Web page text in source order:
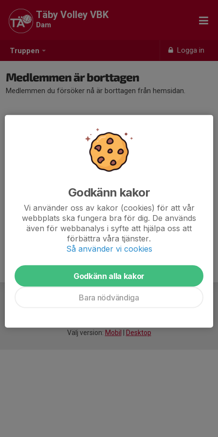
Truppen Logga in
Täby Volley VBK
Dam
Medlemmen är borttagen
Medlemmen du försöker nå är borttagen från hemsidan.
Välj version: Mobil Desktop
Godkänn kakor
Vi använder oss av kakor (cookies) för att vår
webbplats ska fungera bra för dig. De används
även för webbanalys i syfte att hjälpa oss att
förbättra våra tjänster.
Så använder vi cookies
Godkänn alla kakor
Bara nödvändiga